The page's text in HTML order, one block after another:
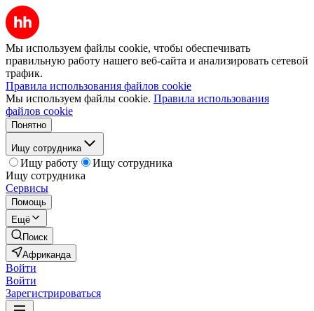
Мы используем файлы cookie, чтобы обеспечивать
правильную работу нашего веб-сайта и анализировать сетевой
трафик.
Правила использования файлов cookie
Мы используем файлы cookie. Правила использования
файлов cookie
Понятно
Ищу сотрудника
Ищу работу
Ищу сотрудника
Ищу сотрудника
Сервисы
Помощь
Ещё
Поиск
Африканда
Войти
Войти
Зарегистрироваться